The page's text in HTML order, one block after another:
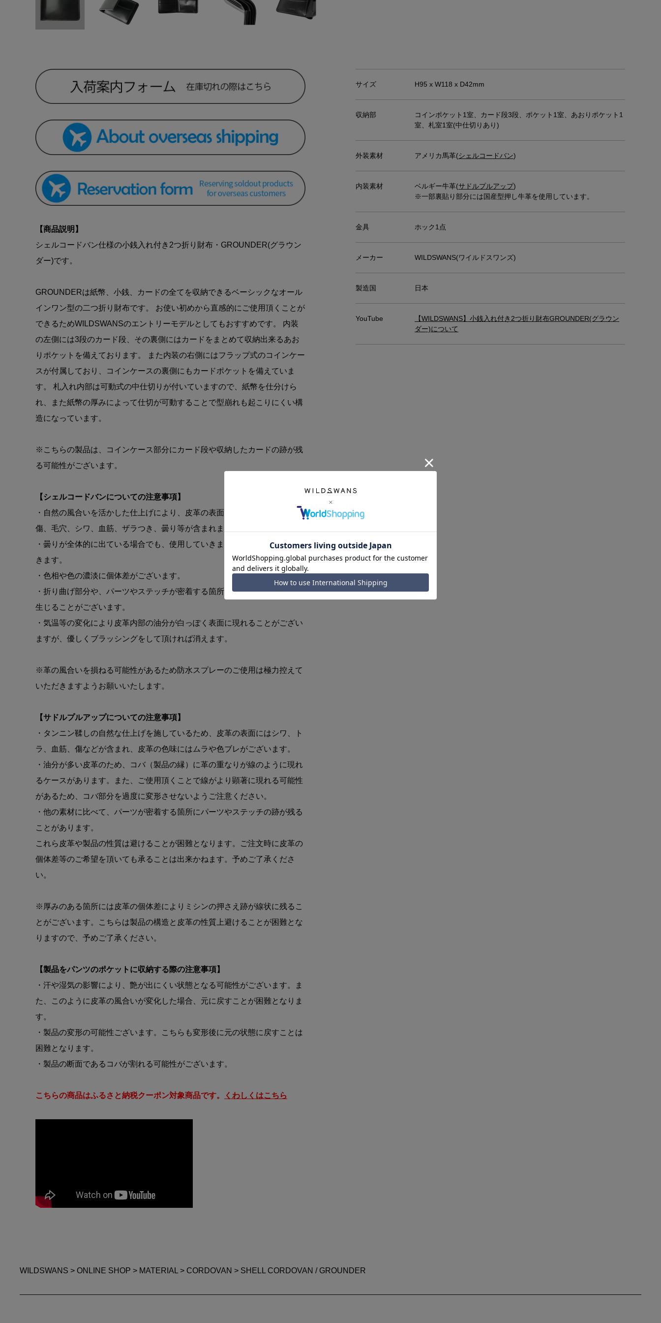
【商品説明】
シェルコードバン仕様の小銭入れ付き2つ折り財布・GROUNDER(グラウン
ダー)です。
GROUNDERは紙幣、小銭、カードの全てを収納できるベーシックなオール
インワン型の二つ折り財布です。 お使い初めから直感的にご使用頂くことが
できるためWILDSWANSのエントリーモデルとしてもおすすめです。 内装
の左側には3段のカード段、その裏側にはカードをまとめて収納出来るあお
りポケットを備えております。 また内装の右側にはフラップ式のコインケー
スが付属しており、コインケースの裏側にもカードポケットを備えていま
す。 札入れ内部は可動式の中仕切りが付いていますので、紙幣を仕分けら
れ、また紙幣の厚みによって仕切が可動することで型崩れも起こりにくい構
造になっています。
※こちらの製品は、コインケース部分にカード段や収納したカードの跡が残
る可能性がございます。
【シェルコードバンについての注意事項】
・自然の風合いを活かした仕上げにより、皮革の表面には色ムラ、シミ、
傷、毛穴、シワ、血筋、ザラつき、曇り等が含まれます。
・曇りが全体的に出ている場合でも、使用していきますと少しずつ艶がでて
きます。
・色相や色の濃淡に個体差がございます。
・折り曲げ部分や、パーツやステッチが密着する箇所にザラつきや色落ちが
生じることがございます。
・気温等の変化により皮革内部の油分が白っぽく表面に現れることがござい
ますが、優しくブラッシングをして頂ければ消えます。
※革の風合いを損ねる可能性があるため防水スプレーのご使用は極力控えて
いただきますようお願いいたします。
【サドルプルアップについての注意事項】
・タンニン鞣しの自然な仕上げを施しているため、皮革の表面にはシワ、ト
ラ、血筋、傷などが含まれ、皮革の色味にはムラや色ブレがございます。
・油分が多い皮革のため、コバ（製品の縁）に革の重なりが線のように現れ
るケースがあります。また、ご使用頂くことで線がより顕著に現れる可能性
があるため、コバ部分を過度に変形させないようご注意ください。
・他の素材に比べて、パーツが密着する箇所にパーツやステッチの跡が残る
ことがあります。
これら皮革や製品の性質は避けることが困難となります。ご注文時に皮革の
個体差等のご希望を頂いても承ることは出来かねます。予めご了承くださ
い。
※厚みのある箇所には皮革の個体差によりミシンの押さえ跡が線状に残るこ
とがございます。こちらは製品の構造と皮革の性質上避けることが困難とな
りますので、予めご了承ください。
【製品をパンツのポケットに収納する際の注意事項】
・汗や湿気の影響により、艶が出にくい状態となる可能性がございます。ま
た、このように皮革の風合いが変化した場合、元に戻すことが困難となりま
す。
・製品の変形の可能性ございます。こちらも変形後に元の状態に戻すことは
困難となります。
・製品の断面であるコバが割れる可能性がございます。
こちらの商品はふるさと納税クーポン対象商品です。 くわしくはこちら
サイズ H95 x W118 x D42mm
収納部
コインポケット1室、カード段3段、ポケット1室、あおりポケット1
室、札室1室(中仕切りあり)
外装素材 アメリカ馬革(シェルコードバン)
内装素材 ベルギー牛革(サドルプルアップ)
※一部裏貼り部分には国産型押し牛革を使用しています。
金具 ホック1点
メーカー WILDSWANS(ワイルドスワンズ)
製造国 日本
YouTube
【WILDSWANS】小銭入れ付き2つ折り財布GROUNDER(グラウン
ダー)について
WILDSWANS > ONLINE SHOP > MATERIAL > CORDOVAN > SHELL CORDOVAN / GROUNDER